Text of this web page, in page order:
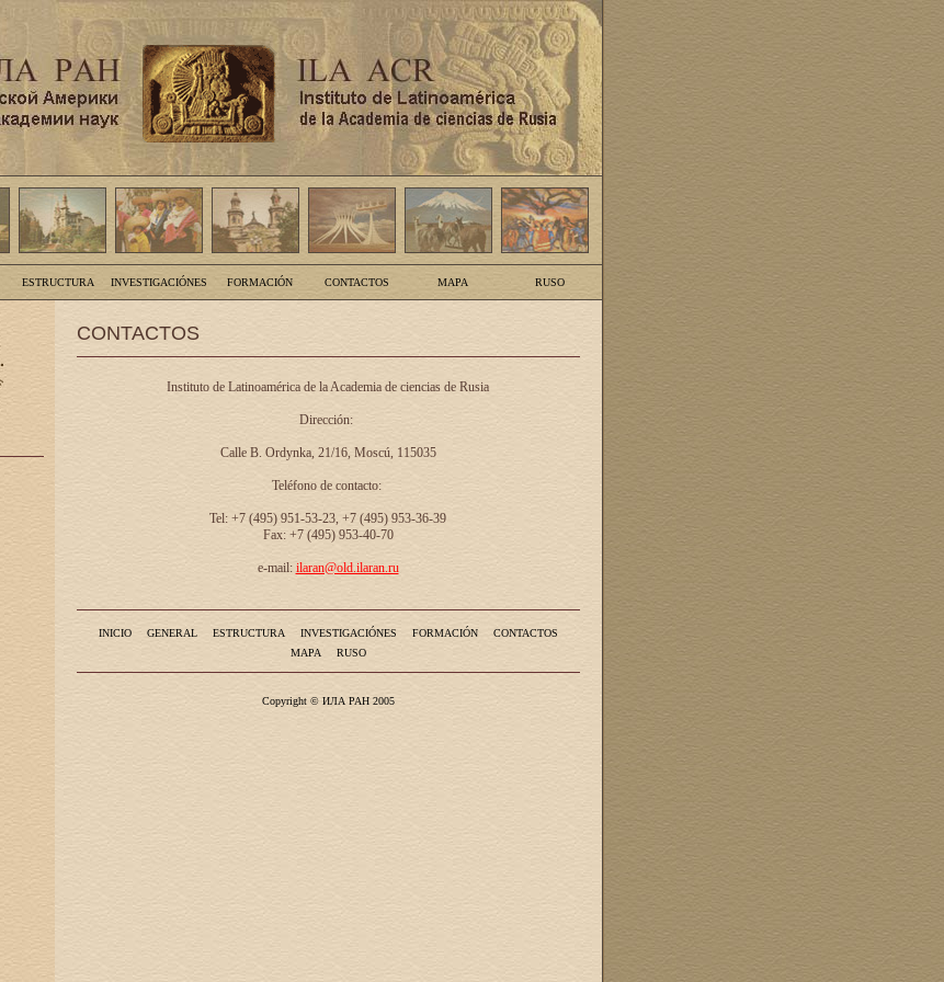
ESTRUCTURA INVESTIGACIÓNES FORMACIÓN CONTACTOS MAPA RUSO
CONTACTOS
Instituto de Latinoamérica de la Academia de ciencias de Rusia
Dirección:
Calle B. Ordynka, 21/16, Moscú, 115035
Teléfono de contacto:
Tel: +7 (495) 951-53-23, +7 (495) 953-36-39
Fax: +7 (495) 953-40-70
e-mail: ilaran@old.ilaran.ru
INICIO GENERAL ESTRUCTURA INVESTIGACIÓNES FORMACIÓN
CONTACTOS
MAPA
RUSO
Copyright © ИЛА РАН 2005